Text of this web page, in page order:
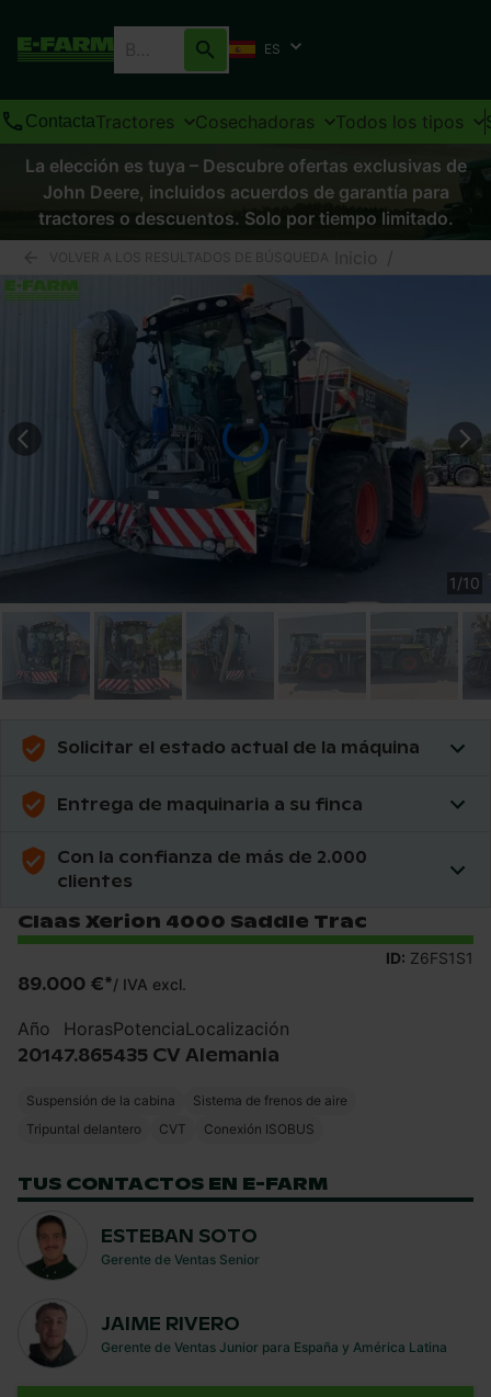
ES
ContactaTractores Cosechadoras Todos los tipos
La elección es tuya – Descubre ofertas exclusivas de
John Deere, incluidos acuerdos de garantía para
tractores o descuentos. Solo por tiempo limitado.
Inicio /
1/10
Solicitar el estado actual de la máquina
Entrega de maquinaria a su finca
Con la confianza de más de 2.000
clientes
Claas Xerion 4000 Saddle Trac
ID: Z6FS1S1
89.000 €*/ IVA excl.
Año
2014
Horas
7.865
Potencia
435 CV
Localización
Alemania
Suspensión de la cabina
Sistema de frenos de aire
Tripuntal delantero
CVT Conexión ISOBUS
TUS CONTACTOS EN E-FARM
ESTEBAN SOTO
Gerente de Ventas Senior
JAIME RIVERO
Gerente de Ventas Junior para España y América Latina